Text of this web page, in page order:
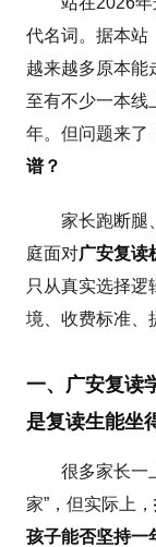
代名词。据本站
越来越多原本能
至有不少一本线
年。但问题来了
谱？
家长跑断
庭面对广安复读
只从真实选择
境、收费标准、
一、广安复读
是复读生能坐
很多家长一
家”，但实际上，
孩子能否坚持一